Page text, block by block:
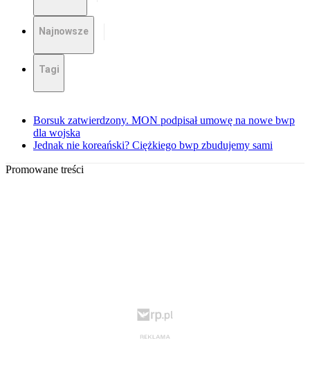
Najnowsze
Tagi
Borsuk zatwierdzony. MON podpisał umowę na nowe bwp
dla wojska
Jednak nie koreański? Ciężkiego bwp zbudujemy sami
Promowane treści